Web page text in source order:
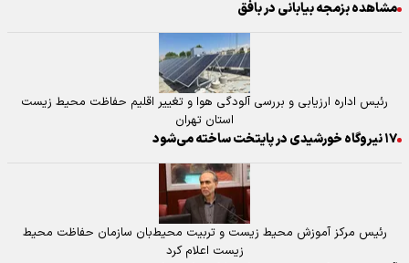
مشاهده بزمجه بیابانی در بافق
رئیس اداره ارزیابی و بررسی آلودگی هوا و تغییر اقلیم حفاظت محیط زیست
استان تهران
۱۷ نیروگاه خورشیدی در پایتخت ساخته می‌شود
رئیس مرکز آموزش محیط زیست و تربیت محیط‌بان سازمان حفاظت محیط
زیست اعلام کرد